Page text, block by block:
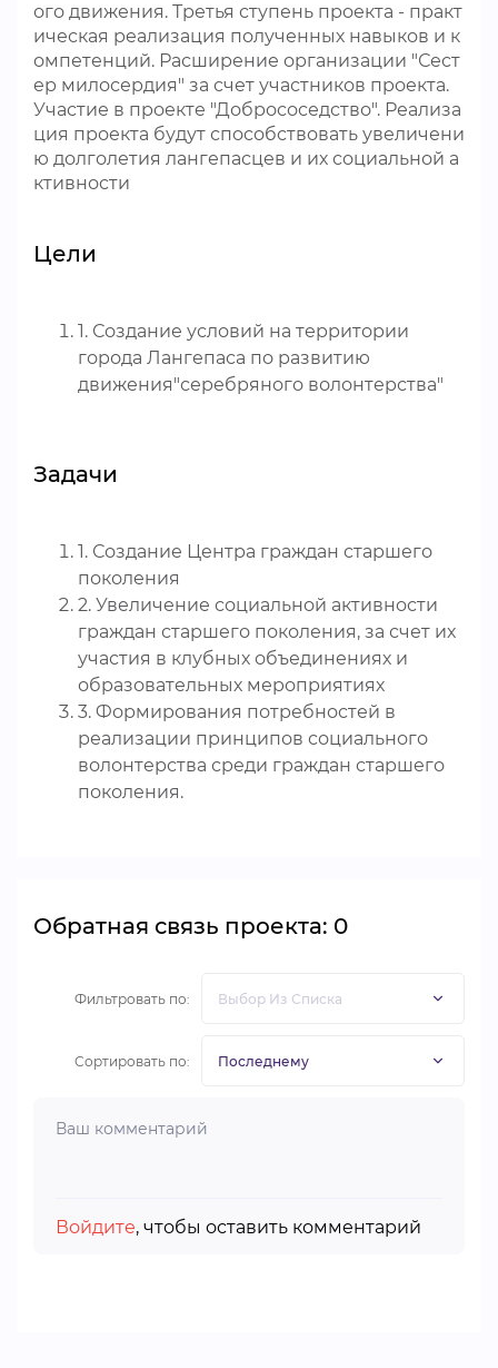
ого движения. Третья ступень проекта - практ
ическая реализация полученных навыков и к
омпетенций. Расширение организации "Сест
ер милосердия" за счет участников проекта.
Участие в проекте "Добрососедство". Реализа
ция проекта будут способствовать увеличени
ю долголетия лангепасцев и их социальной а
ктивности
Цели
1. Создание условий на территории
города Лангепаса по развитию
движения"серебряного волонтерства"
Задачи
1. Создание Центра граждан старшего
поколения
2. Увеличение социальной активности
граждан старшего поколения, за счет их
участия в клубных объединениях и
образовательных мероприятиях
3. Формирования потребностей в
реализации принципов социального
волонтерства среди граждан старшего
поколения.
Обратная связь проекта: 0
Фильтровать по:
Сортировать по:
Войдите, чтобы оставить комментарий